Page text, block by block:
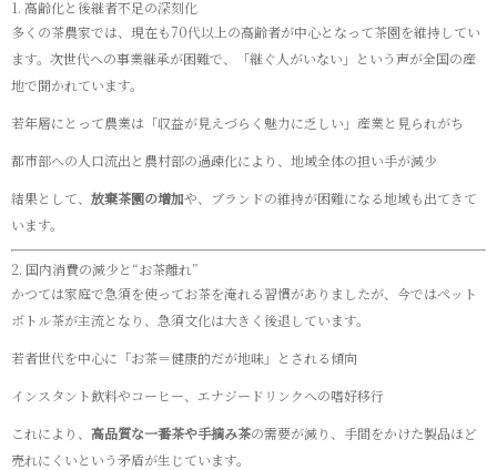
1. 高齢化と後継者不足の深刻化
多くの茶農家では、現在も70代以上の高齢者が中心となって茶園を維持してい
ます。次世代への事業継承が困難で、「継ぐ人がいない」という声が全国の産
地で聞かれています。
若年層にとって農業は「収益が見えづらく魅力に乏しい」産業と見られがち
都市部への人口流出と農村部の過疎化により、地域全体の担い手が減少
結果として、 放棄茶園の増加や、ブランドの維持が困難になる地域も出てきて
います。
2. 国内消費の減少と“お茶離れ”
かつては家庭で急須を使ってお茶を淹れる習慣がありましたが、今ではペット
ボトル茶が主流となり、急須文化は大きく後退しています。
若者世代を中心に「お茶＝健康的だが地味」とされる傾向
インスタント飲料やコーヒー、エナジードリンクへの嗜好移行
これにより、 高品質な一番茶や手摘み茶の需要が減り、手間をかけた製品ほど
売れにくいという矛盾が生じています。